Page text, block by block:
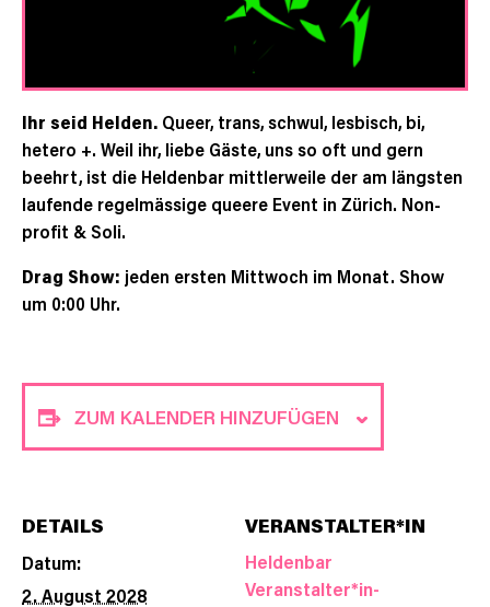
Ihr seid Helden. Queer, trans, schwul, lesbisch, bi,
hetero +. Weil ihr, liebe Gäste, uns so oft und gern
beehrt, ist die Heldenbar mittlerweile der am längsten
laufende regelmässige queere Event in Zürich. Non-
profit & Soli.
Drag Show: jeden ersten Mittwoch im Monat. Show
um 0:00 Uhr.
ZUM KALENDER HINZUFÜGEN
DETAILS
Datum:
2. August 2028
VERANSTALTER*IN
Heldenbar
Veranstalter*in-